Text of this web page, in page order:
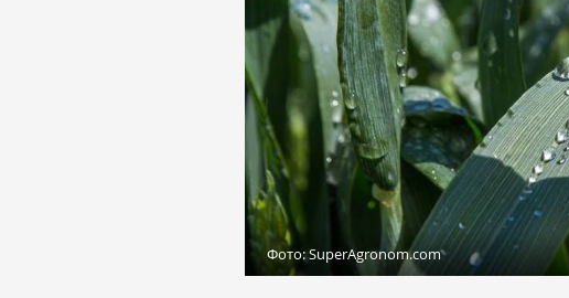
Фото: SuperAgronom.com